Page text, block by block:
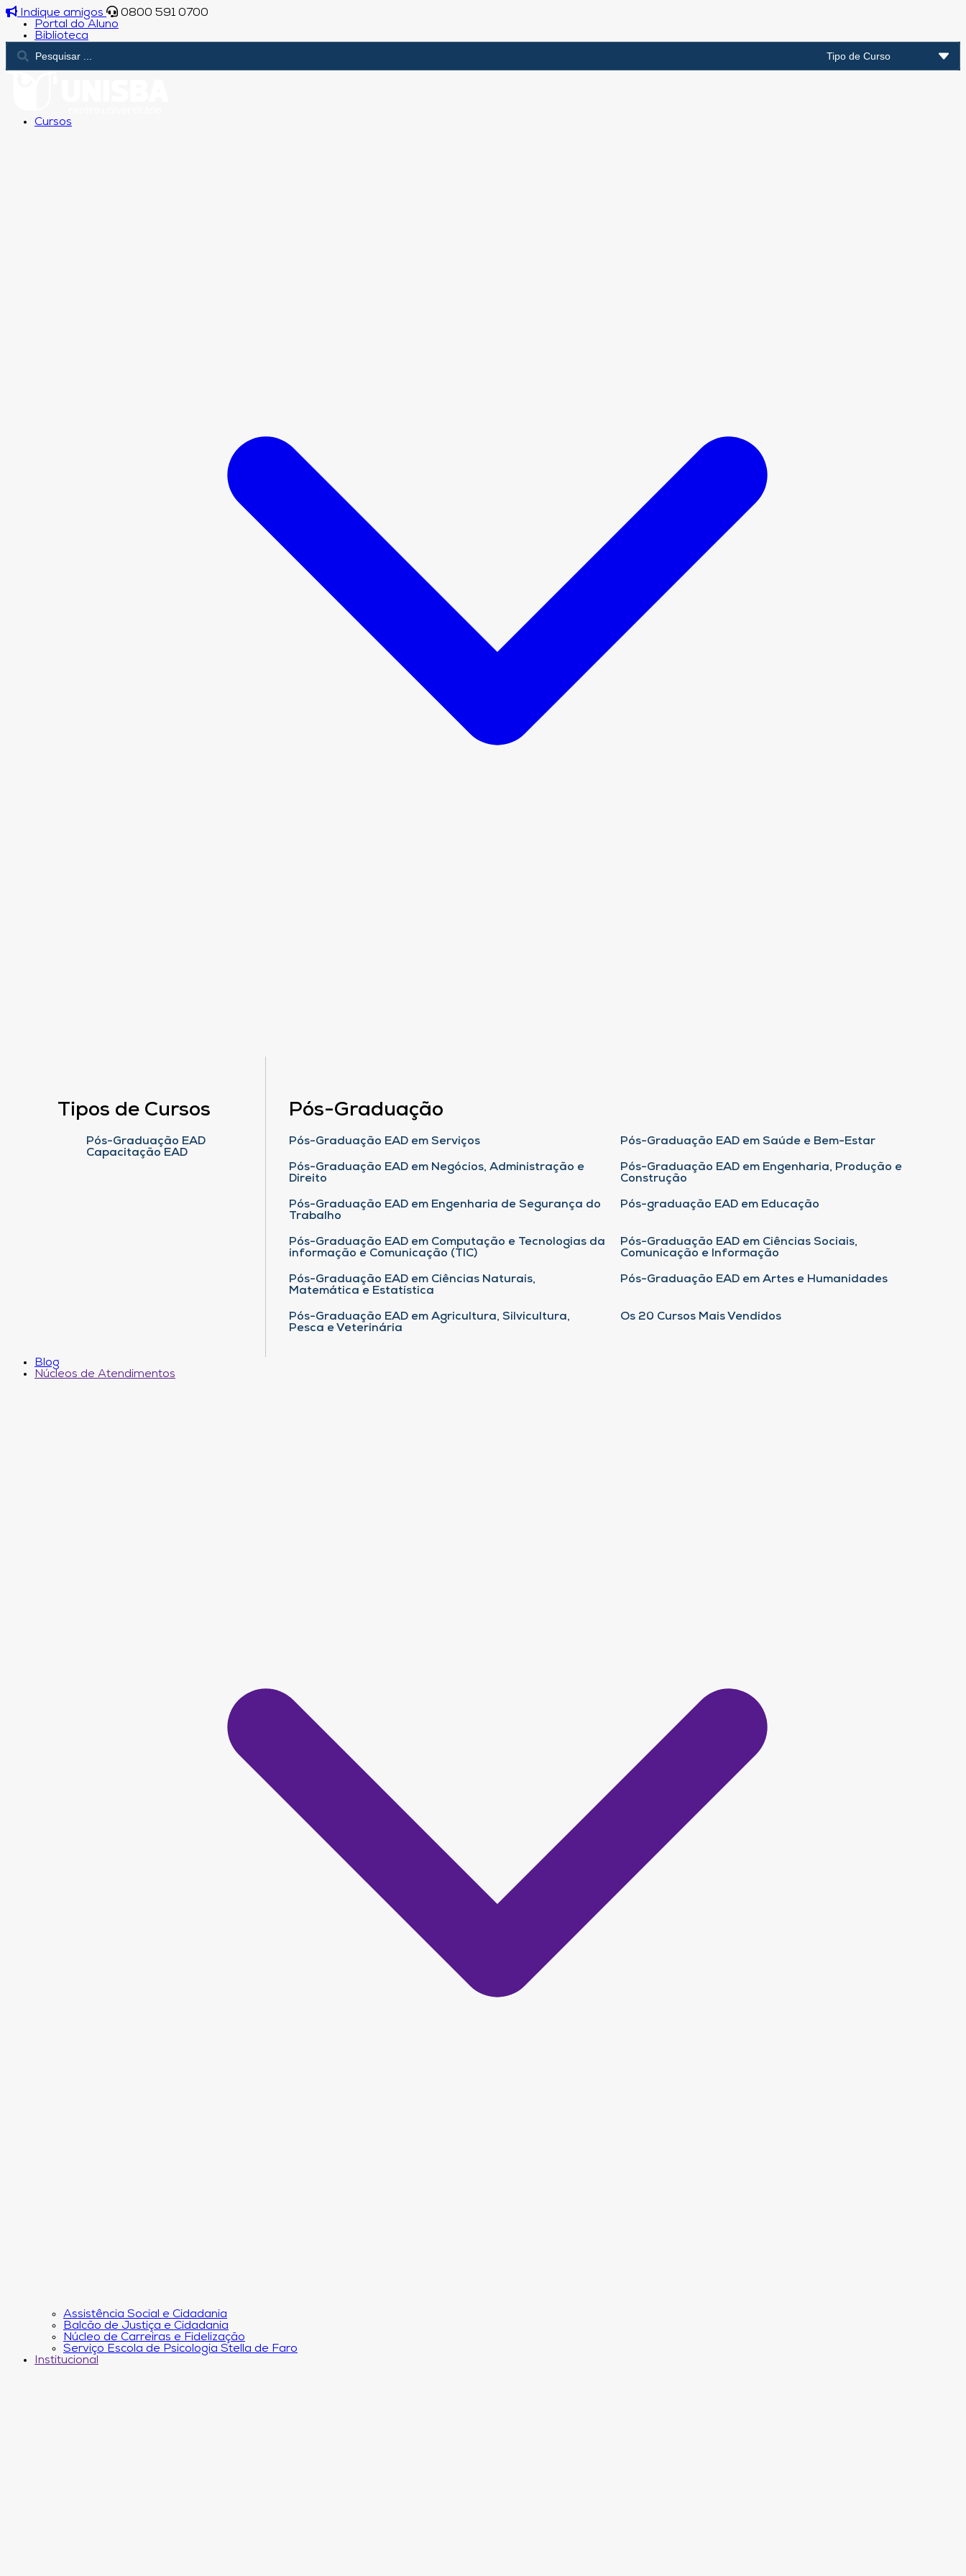
Indique amigos
0800 591 0700
Portal do Aluno
Biblioteca
Cursos
Tipos de Cursos
Pós-Graduação EAD
Capacitação EAD
Pós-Graduação
Pós-Graduação EAD em Serviços Pós-Graduação EAD em Saúde e Bem-Estar
Pós-Graduação EAD em Negócios, Administração e
Direito
Pós-Graduação EAD em Engenharia, Produção e
Construção
Pós-Graduação EAD em Engenharia de Segurança do
Trabalho
Pós-graduação EAD em Educação
Pós-Graduação EAD em Computação e Tecnologias da
informação e Comunicação (TIC)
Pós-Graduação EAD em Ciências Sociais,
Comunicação e Informação
Pós-Graduação EAD em Ciências Naturais,
Matemática e Estatística
Pós-Graduação EAD em Artes e Humanidades
Pós-Graduação EAD em Agricultura, Silvicultura,
Pesca e Veterinária
Os 20 Cursos Mais Vendidos
Blog
Núcleos de Atendimentos
Assistência Social e Cidadania
Balcão de Justiça e Cidadania
Núcleo de Carreiras e Fidelização
Serviço Escola de Psicologia Stella de Faro
Institucional